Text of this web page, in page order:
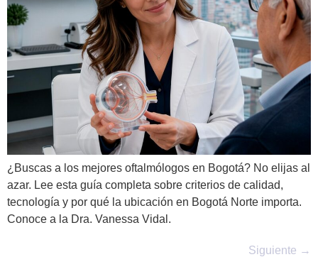
¿Buscas a los mejores oftalmólogos en Bogotá? No elijas al
azar. Lee esta guía completa sobre criterios de calidad,
tecnología y por qué la ubicación en Bogotá Norte importa.
Conoce a la Dra. Vanessa Vidal.
Siguiente →